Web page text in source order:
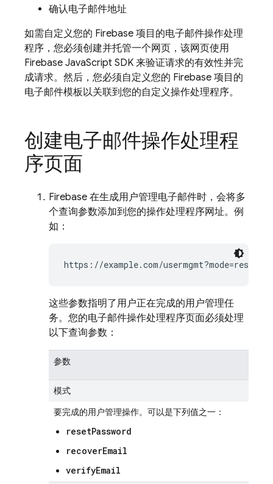
确认电子邮件地址
如需自定义您的 Firebase 项目的电子邮件操作处理
程序，您必须创建并托管一个网页，该网页使用
Firebase JavaScript SDK 来验证请求的有效性并完
成请求。然后，您必须自定义您的 Firebase 项目的
电子邮件模板以关联到您的自定义操作处理程序。
创建电子邮件操作处理程
序页面
Firebase 在生成用户管理电子邮件时，会将多
个查询参数添加到您的操作处理程序网址。例
如：
https://example.com/
这些参数指明了用户正在完成的用户管理任
务。您的电子邮件操作处理程序页面必须处理
以下查询参数：
参数
模式
要完成的用户管理操作。可以是下列值之一：
resetPassword
recoverEmail
verifyEmail